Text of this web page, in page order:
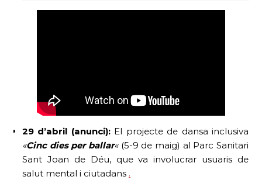
29 d’abril (anunci): El projecte de dansa inclusiva
«Cinc dies per ballar«(5-9 de maig) al Parc Sanitari
Sant Joan de Déu, que va involucrar usuaris de
salut mental i ciutadans .